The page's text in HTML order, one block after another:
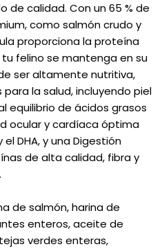
de calidad. Con un 65 % de
como salmón crudo y
proporciona la proteína
felino se mantenga en su
ser altamente nutritiva,
la salud, incluyendo piel
equilibrio de ácidos grasos
ocular y cardíaca óptima
DHA, y una Digestión
de alta calidad, fibra y
de salmón, harina de
enteros, aceite de
verdes enteras,